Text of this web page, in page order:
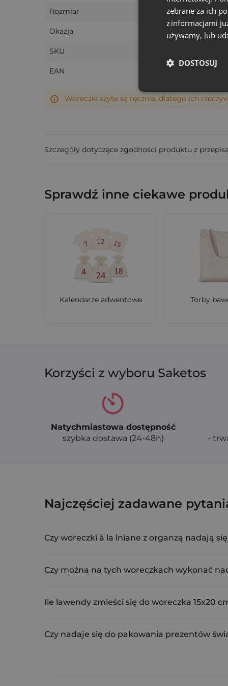
Zastosowanie woreczków
Woreczki 15x20 cm to uniwersalne
Branża beauty:
do pakowania zestawów kosmetycznych i
na śluby, chrzciny, komunie, baby shower
Wybierz woreczki lniano-organzowe od
zestawów, prezentów oraz zastosowań
Rozmiar
Okazja
SKU
EAN
Woreczki szyte są ręcznie, dlatego ich
Szczegóły dotyczące zgodności produktu z
Sprawdź inne ciekawe
Kalendarze adwentowe Torby
Korzyści z wyboru Saketos
Natychmiastowa dostępność
szybka dostawa (24-48h)
-
Woreczki à la lniano-
Najczęściej zadawane
Czy woreczki à la lniane z organzą nadają
Czy można na tych woreczkach wykonać
Ile lawendy zmieści się do woreczka 15x20
Czy nadaje się do pakowania prezentów
zebrane za ich
z informacjami
używamy, lub
DOSTOSUJ